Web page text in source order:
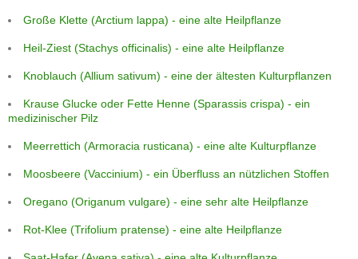
Große Klette (Arctium lappa) - eine alte Heilpflanze
Heil-Ziest (Stachys officinalis) - eine alte Heilpflanze
Knoblauch (Allium sativum) - eine der ältesten Kulturpflanzen
Krause Glucke oder Fette Henne (Sparassis crispa) - ein
medizinischer Pilz
Meerrettich (Armoracia rusticana) - eine alte Kulturpflanze
Moosbeere (Vaccinium) - ein Überfluss an nützlichen Stoffen
Oregano (Origanum vulgare) - eine sehr alte Heilpflanze
Rot-Klee (Trifolium pratense) - eine alte Heilpflanze